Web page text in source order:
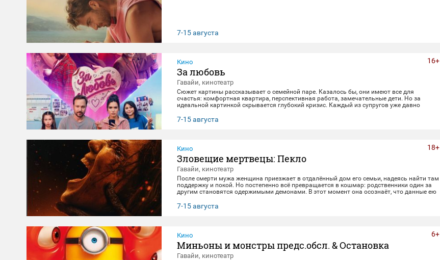
7-15 августа
Кино
За любовь
Гавайи, кинотеатр
Сюжет картины рассказывает о семейной паре. Казалось бы, они имеют все для
счастья: комфортная квартира, перспективная работа, замечательные дети. Но за
идеальной картинкой скрывается глубокий кризис. Каждый из супругов уже давно
получает бутылку с волшебным напитком. Теперь их жизнь — это увлекательное
приключение, полное неожиданных последствий сбывшихся желаний.
7-15 августа
16+
Кино
Зловещие мертвецы: Пекло
Гавайи, кинотеатр
После смерти мужа женщина приезжает в отдалённый дом его семьи, надеясь найти там
поддержку и покой. Но постепенно всё превращается в кошмар: родственники один за
другим становятся одержимыми демонами. В этот момент она осознаёт, что данные ею
7-15 августа
18+
Кино
Миньоны и монстры предс.обсл. & Остановка
Гавайи, кинотеатр
6+